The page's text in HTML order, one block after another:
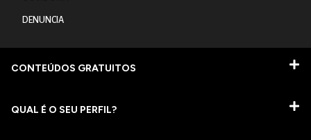
DENUNCIA
CONTEÚDOS GRATUITOS
QUAL É O SEU PERFIL?